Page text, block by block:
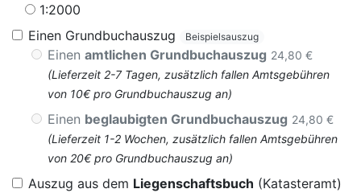
1:2000
Einen Grundbuchauszug
Beispielsauszug
Einen amtlichen Grundbuchauszug 24,80 €
(Lieferzeit 2-7 Tagen, zusätzlich fallen Amtsgebühren
von 10€ pro Grundbuchauszug an)
Einen beglaubigten Grundbuchauszug 24,80 €
(Lieferzeit 1-2 Wochen, zusätzlich fallen Amtsgebühren
von 20€ pro Grundbuchauszug an)
Auszug aus dem Liegenschaftsbuch (Katasteramt)